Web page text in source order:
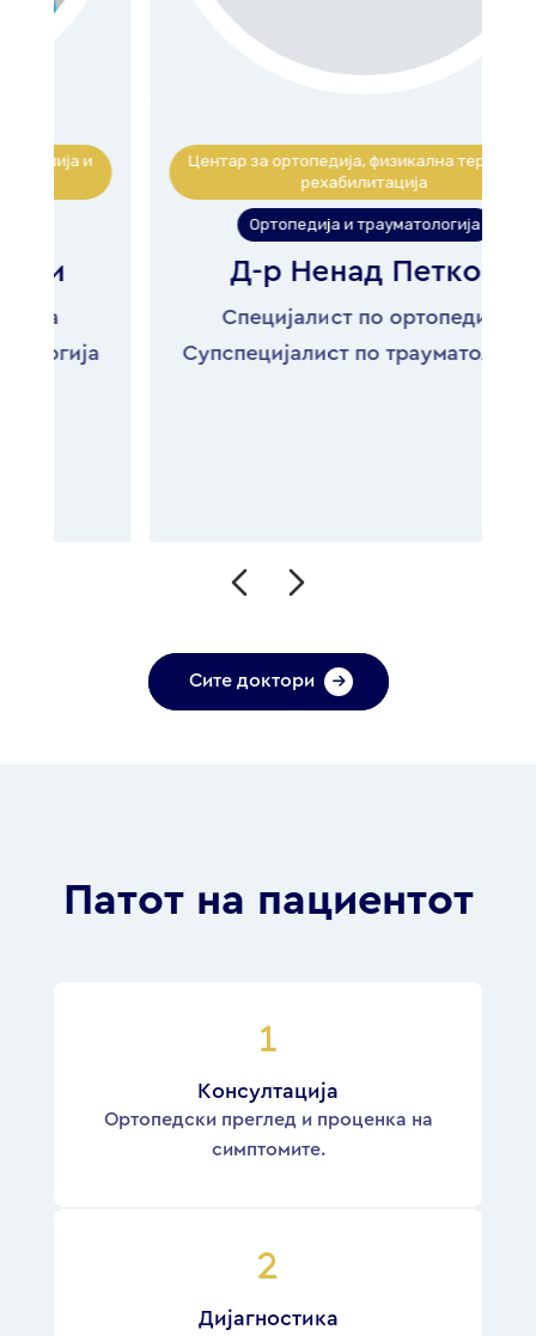
Центар за ортопедија, физикална терапија и
рехабилитација
Ортопедија и трауматологија
Д-р Ненад Петков
Специјалист по ортопедија
Супспецијалист по трауматологија
Сите доктори
Патот на пациентот
Kонсултација
Oртопедски преглед и проценка на
симптомите.
Дијагностика